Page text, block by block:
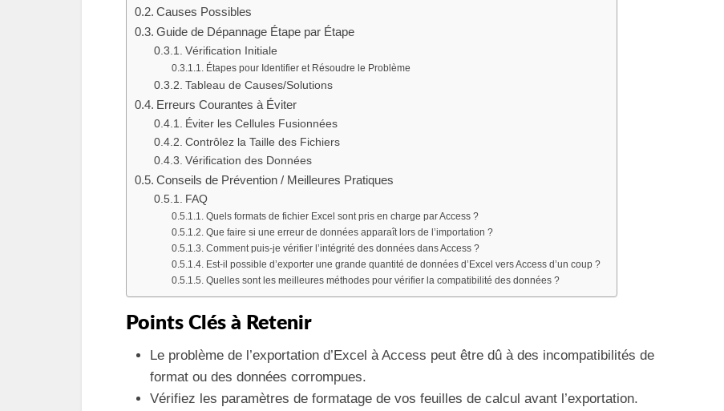
Causes Possibles
Guide de Dépannage Étape par Étape
Vérification Initiale
Étapes pour Identifier et Résoudre le Problème
Tableau de Causes/Solutions
Erreurs Courantes à Éviter
Éviter les Cellules Fusionnées
Contrôlez la Taille des Fichiers
Vérification des Données
Conseils de Prévention / Meilleures Pratiques
FAQ
Quels formats de fichier Excel sont pris en charge par Access ?
Que faire si une erreur de données apparaît lors de l’importation ?
Comment puis-je vérifier l’intégrité des données dans Access ?
Est-il possible d’exporter une grande quantité de données d’Excel vers Access d’un coup ?
Quelles sont les meilleures méthodes pour vérifier la compatibilité des données ?
Points Clés à Retenir
Le problème de l’exportation d’Excel à Access peut être dû à des incompatibilités de
format ou des données corrompues.
Vérifiez les paramètres de formatage de vos feuilles de calcul avant l’exportation.